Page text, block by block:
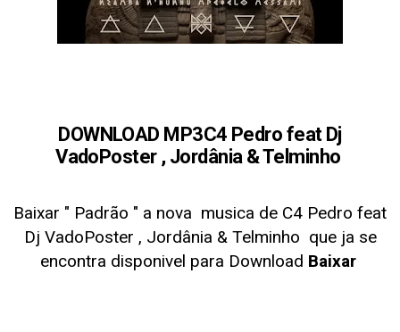
DOWNLOAD MP3C4 Pedro feat Dj
VadoPoster , Jordânia & Telminho
Baixar " Padrão " a nova musica de C4 Pedro feat
Dj VadoPoster , Jordânia & Telminho que ja se
encontra disponivel para Download Baixar